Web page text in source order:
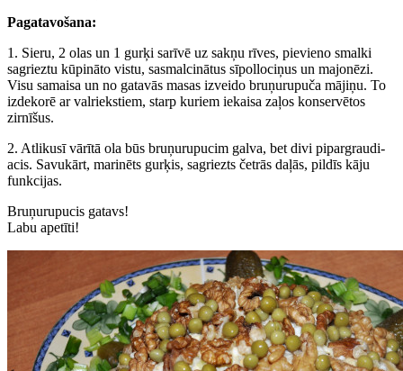
Pagatavošana:
1. Sieru, 2 olas un 1 gurķi sarīvē uz sakņu rīves, pievieno smalki
sagrieztu kūpināto vistu, sasmalcinātus sīpollociņus un majonēzi.
Visu samaisa un no gatavās masas izveido bruņurupuča mājiņu. To
izdekorē ar valriekstiem, starp kuriem iekaisa zaļos konservētos
zirnīšus.
2. Atlikusī vārītā ola būs bruņurupucim galva, bet divi pipargraudi-
acis. Savukārt, marinēts gurķis, sagriezts četrās daļās, pildīs kāju
funkcijas.
Bruņurupucis gatavs!
Labu apetīti!